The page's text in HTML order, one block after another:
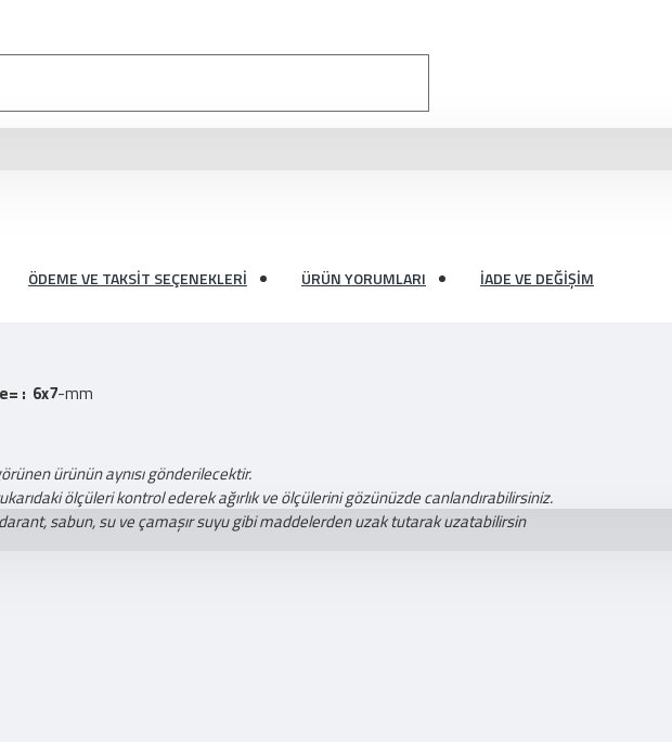
ÖDEME VE TAKSIT SEÇENEKLERI ÜRÜN YORUMLARI İADE VE DEĞIŞIM
: 6x7-mm
ürünün aynısı gönderilecektir.
ölçüleri kontrol ederek ağırlık ve ölçülerini gözünüzde canlandırabilirsiniz.
sabun, su ve çamaşır suyu gibi maddelerden uzak tutarak uzatabilirsin